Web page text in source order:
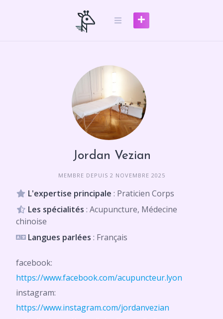
Jordan Vezian
MEMBRE DEPUIS 2 NOVEMBRE 2025
L'expertise principale : Praticien Corps
Les spécialités : Acupuncture, Médecine
chinoise
Langues parlées : Français
facebook:
https://www.facebook.com/acupuncteur.lyon
instagram:
https://www.instagram.com/jordanvezian